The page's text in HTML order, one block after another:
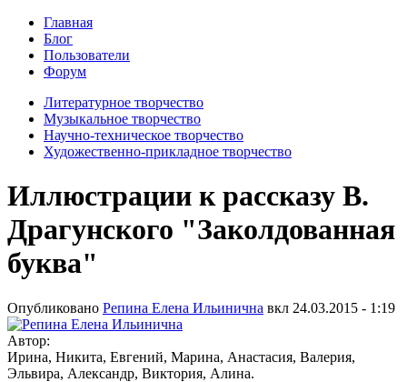
Главная
Блог
Пользователи
Форум
Литературное творчество
Музыкальное творчество
Научно-техническое творчество
Художественно-прикладное творчество
Иллюстрации к рассказу В.
Драгунского "Заколдованная
буква"
Опубликовано Репина Елена Ильинична вкл 24.03.2015 - 1:19
Автор:
Ирина, Никита, Евгений, Марина, Анастасия, Валерия,
Эльвира, Александр, Виктория, Алина.